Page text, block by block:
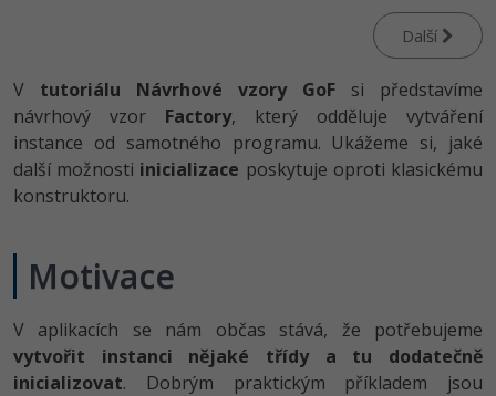
UML a návrhové vzory
React
Spring
Django
Best practices
HTML / CSS
UML a návrhové vzory
MySQL/MariaDB
Tester
Systémový administrátor
3D grafik
Projektový manažer
Databázový analytik
Swift -80%
Kotlin -80%
VB.NET
SQL
Návrh SW -80%
Další
V tutoriálu Návrhové vzory GoF si představíme
návrhový vzor Factory, který odděluje vytváření
instance od samotného programu. Ukážeme si, jaké
další možnosti inicializace poskytuje oproti klasickému
konstruktoru.
Motivace
V aplikacích se nám občas stává, že potřebujeme
vytvořit instanci nějaké třídy a tu dodatečně
inicializovat. Dobrým praktickým příkladem jsou